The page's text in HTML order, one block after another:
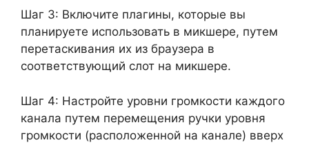
Шаг 3: Включите плагины, которые вы
планируете использовать в микшере, путем
перетаскивания их из браузера в
соответствующий слот на микшере.
Шаг 4: Настройте уровни громкости каждого
канала путем перемещения ручки уровня
громкости (расположенной на канале) вверх